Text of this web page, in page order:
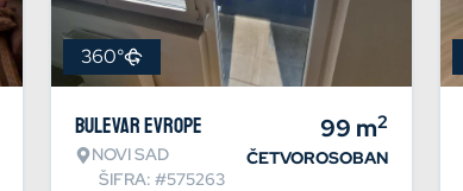
360°
Bulevar Evrope
NOVI SAD
ŠIFRA: #575263
99 m2
ČETVOROSOBAN